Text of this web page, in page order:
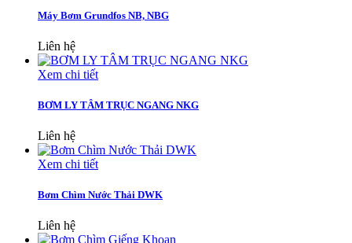
Máy Bơm Grundfos NB, NBG
Liên hệ
Xem chi tiết
BƠM LY TÂM TRỤC NGANG NKG
Liên hệ
Xem chi tiết
Bơm Chìm Nước Thải DWK
Liên hệ